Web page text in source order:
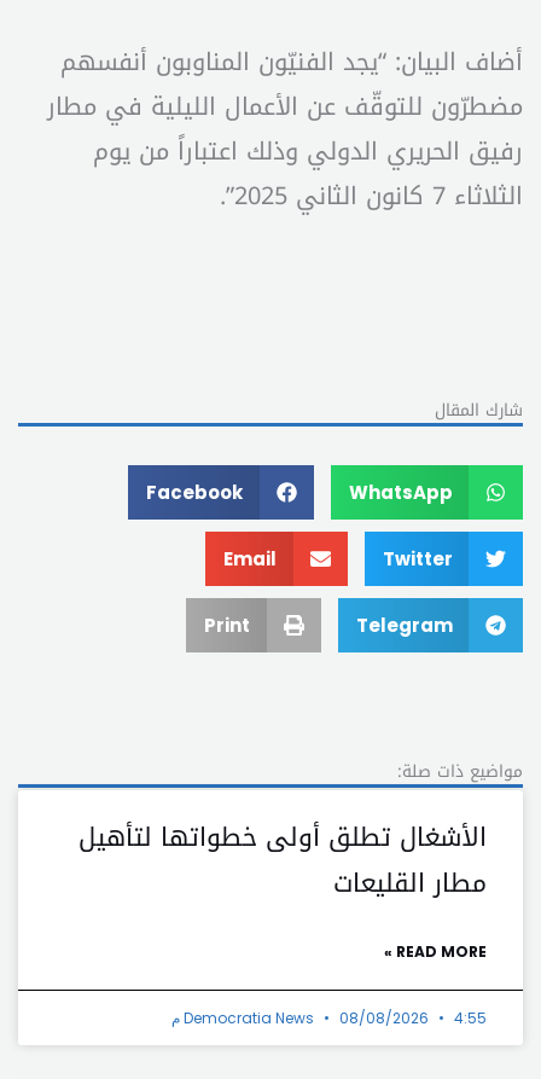
أضاف البيان: “يجد الفنيّون المناوبون أنفسهم
مضطرّون للتوقّف عن الأعمال الليلية في مطار
رفيق الحريري الدولي وذلك اعتباراً من يوم
الثلاثاء 7 كانون الثاني 2025”.
شارك المقال
WhatsApp
Facebook
Twitter
Email
Telegram
Print
مواضيع ذات صلة:
الأشغال تطلق أولى خطواتها لتأهيل
مطار القليعات
READ MORE »
Democratia News 08/08/2026 4:55 م